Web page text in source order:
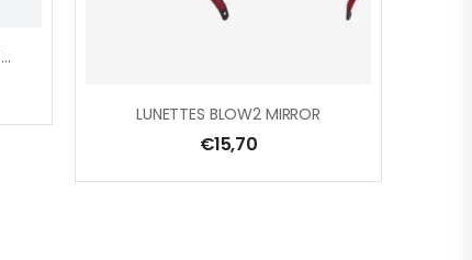
LUNETTES FUEGO ARGENT/INCOL
LUNETTES BLOW2 MIRROR
€15,70